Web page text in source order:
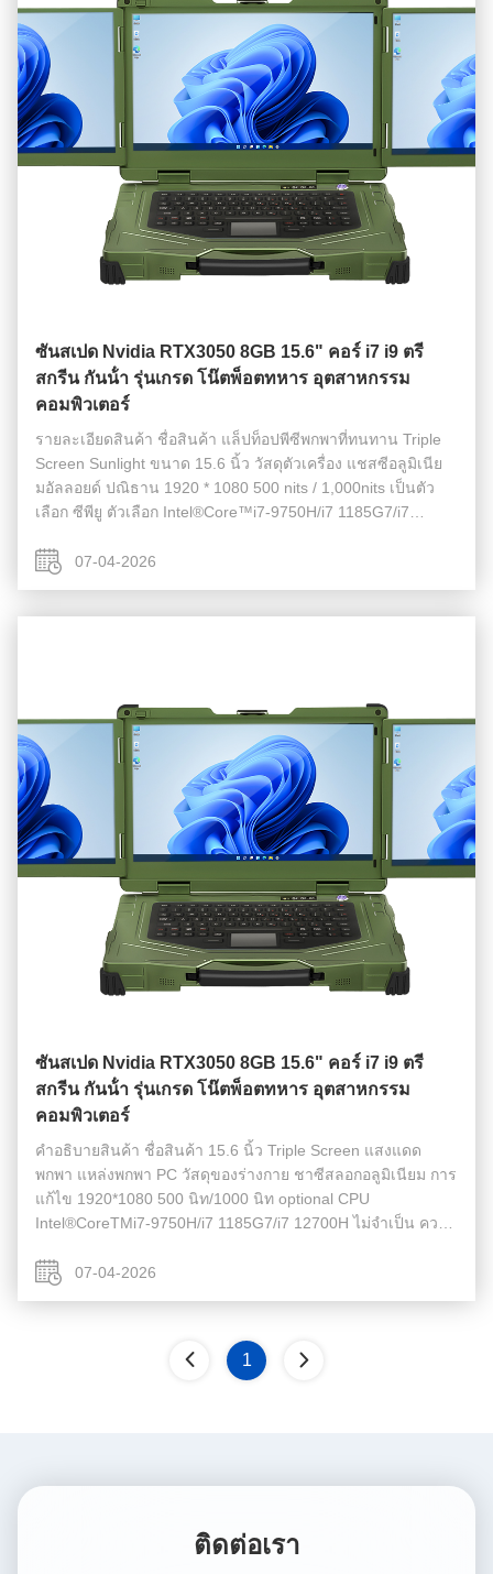
ซันสเปด Nvidia RTX3050 8GB 15.6" คอร์ i7 i9 ตรี
สกรีน กันน้ํา รุ่นเกรด โน๊ตพ็อตทหาร อุตสาหกรรม
คอมพิวเตอร์
รายละเอียดสินค้า ชื่อสินค้า แล็ปท็อปพีซีพกพาที่ทนทาน Triple
Screen Sunlight ขนาด 15.6 นิ้ว วัสดุตัวเครื่อง แชสซีอลูมิเนีย
มอัลลอยด์ ปณิธาน 1920 * 1080 500 nits / 1,000nits เป็นตัว
เลือก ซีพียู ตัวเลือก Intel®Core™i7-9750H/i7 1185G7/i7
NVME M.2 2280 256GB...
07-04-2026
ซันสเปด Nvidia RTX3050 8GB 15.6" คอร์ i7 i9 ตรี
สกรีน กันน้ํา รุ่นเกรด โน๊ตพ็อตทหาร อุตสาหกรรม
คอมพิวเตอร์
คําอธิบายสินค้า ชื่อสินค้า 15.6 นิ้ว Triple Screen แสงแดด
พกพา แหล่งพกพา PC วัสดุของร่างกาย ชาซีสลอกอลูมิเนียม การ
แก้ไข 1920*1080 500 นิท/1000 นิท optional CPU
Intel®CoreTMi7-9750H/i7 1185G7/i7 12700H ไม่จําเป็น ความ
256GB/512GB/1TB/2TB อุณหภูมิ -20°C -...
07-04-2026
1
ติดต่อเรา